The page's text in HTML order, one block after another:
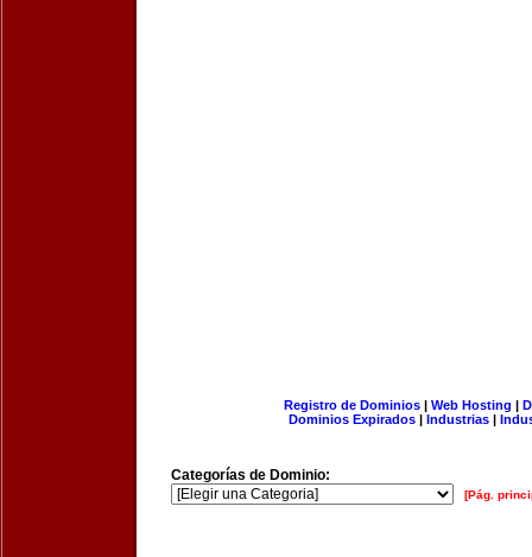
Registro de Dominios| Web Hosting |
Dominios Expirados | Industrias |
Categorías de Dominio:
[Pág.